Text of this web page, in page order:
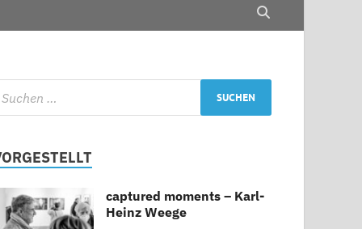
captured moments – Karl-
Heinz Weege